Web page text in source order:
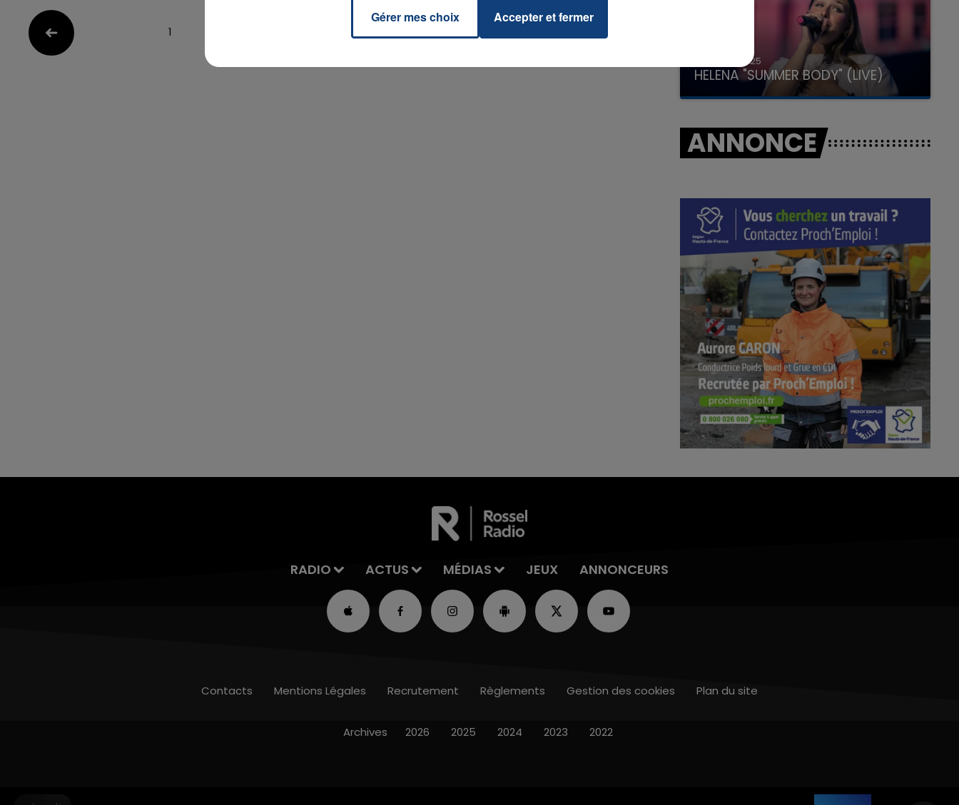
1
31 janvier 2025
HELENA "SUMMER BODY" (LIVE)
ANNONCE
RADIO ACTUS MÉDIAS JEUX ANNONCEURS
Contacts Mentions Légales Recrutement Règlements Gestion des cookies Plan du site
Archives 2026 2025 2024 2023 2022
Gérer mes choix Accepter et fermer